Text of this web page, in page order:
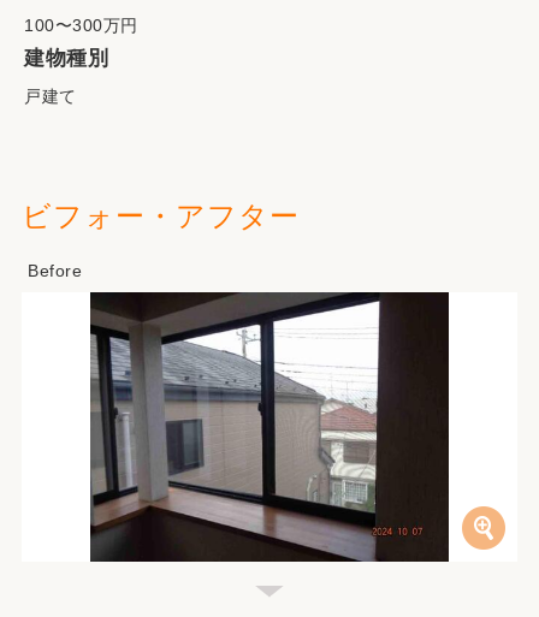
100〜300万円
建物種別
戸建て
ビフォー・アフター